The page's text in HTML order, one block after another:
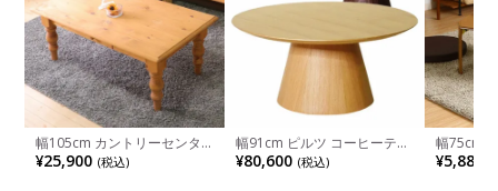
幅105cm カントリーセンタ
ーテーブル ナチュラル 北欧
パイン材 天然木 リビングテ
¥25,900 (税込)
幅91cm ピルツ コーヒーテー
ブル スカンディナヴィアデザ
イン 木製 丸天板 一本脚 ロー
¥80,600 (税込)
幅75cm
ィ 折りた
品
¥5,880